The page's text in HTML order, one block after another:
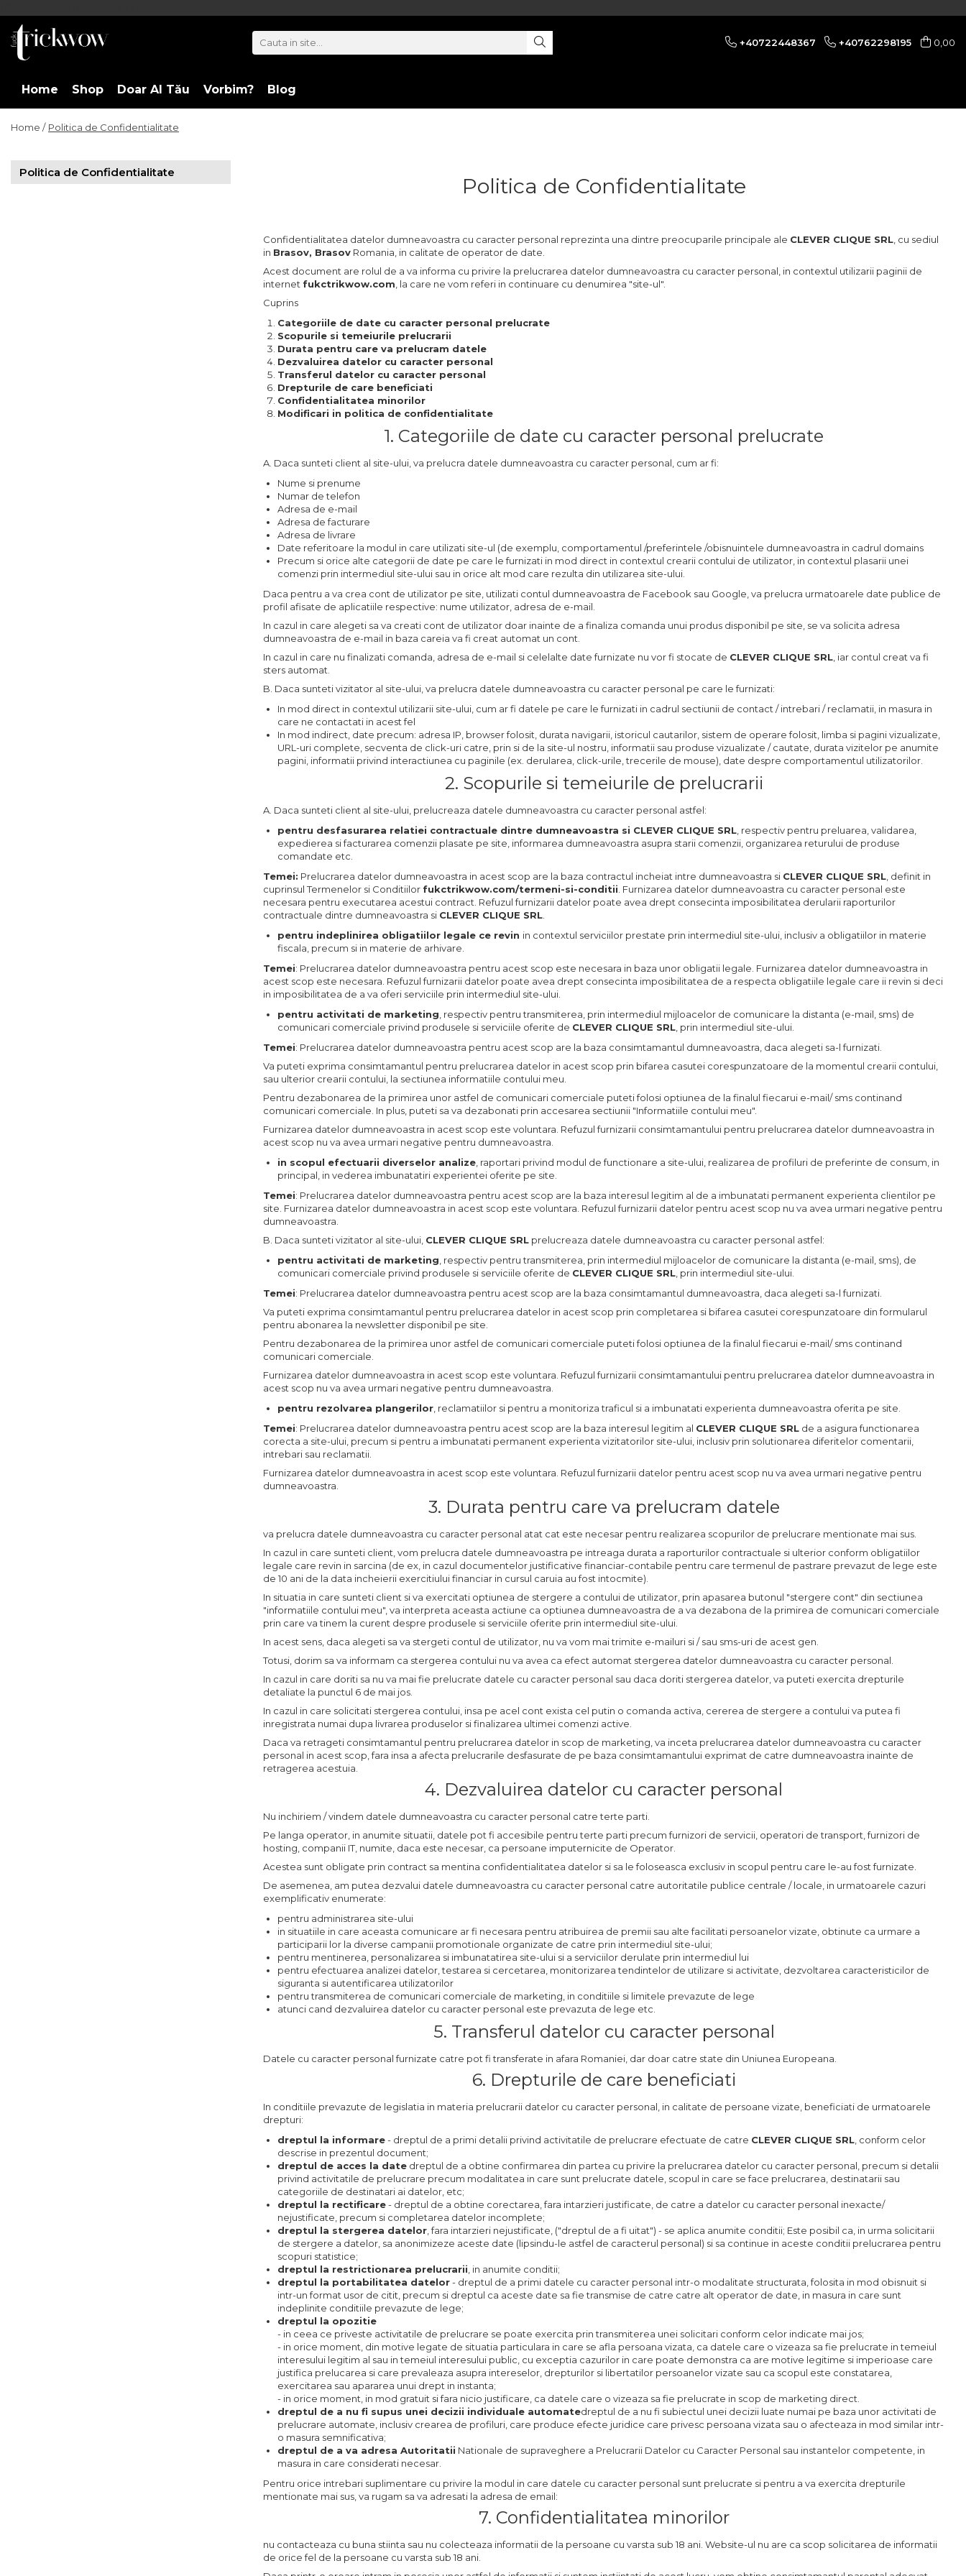
+40722448367 +40762298195 0,00
Home Shop Doar Al Tău Vorbim? Blog
Home / Politica de Confidentialitate
Politica de Confidentialitate
Confidentialitatea datelor dumneavoastra cu caracter personal reprezinta una dintre preocuparile principale ale CLEVER CLIQUE SRL , cu sediul
in Brasov, Brasov Romania, in calitate de operator de date.
Acest document are rolul de a va informa cu privire la prelucrarea datelor dumneavoastra cu caracter personal, in contextul utilizarii paginii de
internet fukctrikwow.com , la care ne vom referi in continuare cu denumirea "site-ul".
Cuprins
Categoriile de date cu caracter personal prelucrate
Scopurile si temeiurile prelucrarii
Durata pentru care va prelucram datele
Dezvaluirea datelor cu caracter personal
Transferul datelor cu caracter personal
Drepturile de care beneficiati
Confidentialitatea minorilor
Modificari in politica de confidentialitate
1. Categoriile de date cu caracter personal prelucrate
A. Daca sunteti client al site-ului, va prelucra datele dumneavoastra cu caracter personal, cum ar fi:
Nume si prenume
Numar de telefon
Adresa de e-mail
Adresa de facturare
Adresa de livrare
Date referitoare la modul in care utilizati site-ul (de exemplu, comportamentul /preferintele /obisnuintele dumneavoastra in cadrul domains
Precum si orice alte categorii de date pe care le furnizati in mod direct in contextul crearii contului de utilizator, in contextul plasarii unei
comenzi prin intermediul site-ului sau in orice alt mod care rezulta din utilizarea site-ului.
Daca pentru a va crea cont de utilizator pe site, utilizati contul dumneavoastra de Facebook sau Google, va prelucra urmatoarele date publice de
profil afisate de aplicatiile respective: nume utilizator, adresa de e-mail.
In cazul in care alegeti sa va creati cont de utilizator doar inainte de a finaliza comanda unui produs disponibil pe site, se va solicita adresa
dumneavoastra de e-mail in baza careia va fi creat automat un cont.
In cazul in care nu finalizati comanda, adresa de e-mail si celelalte date furnizate nu vor fi stocate de CLEVER CLIQUE SRL , iar contul creat va fi
sters automat.
B. Daca sunteti vizitator al site-ului, va prelucra datele dumneavoastra cu caracter personal pe care le furnizati:
In mod direct in contextul utilizarii site-ului, cum ar fi datele pe care le furnizati in cadrul sectiunii de contact / intrebari / reclamatii, in masura in
care ne contactati in acest fel
In mod indirect, date precum: adresa IP, browser folosit, durata navigarii, istoricul cautarilor, sistem de operare folosit, limba si pagini vizualizate,
URL-uri complete, secventa de click-uri catre, prin si de la site-ul nostru, informatii sau produse vizualizate / cautate, durata vizitelor pe anumite
pagini, informatii privind interactiunea cu paginile (ex. derularea, click-urile, trecerile de mouse), date despre comportamentul utilizatorilor.
2. Scopurile si temeiurile de prelucrarii
A. Daca sunteti client al site-ului, prelucreaza datele dumneavoastra cu caracter personal astfel:
pentru desfasurarea relatiei contractuale dintre dumneavoastra si CLEVER CLIQUE SRL , respectiv pentru preluarea, validarea,
expedierea si facturarea comenzii plasate pe site, informarea dumneavoastra asupra starii comenzii, organizarea returului de produse
comandate etc.
Temei: Prelucrarea datelor dumneavoastra in acest scop are la baza contractul incheiat intre dumneavoastra si CLEVER CLIQUE SRL , definit in
cuprinsul Termenelor si Conditiilor fukctrikwow.com/termeni-si-conditii . Furnizarea datelor dumneavoastra cu caracter personal este
necesara pentru executarea acestui contract. Refuzul furnizarii datelor poate avea drept consecinta imposibilitatea derularii raporturilor
contractuale dintre dumneavoastra si CLEVER CLIQUE SRL
pentru indeplinirea obligatiilor legale ce revin in contextul serviciilor prestate prin intermediul site-ului, inclusiv a obligatiilor in materie
fiscala, precum si in materie de arhivare.
Temei: Prelucrarea datelor dumneavoastra pentru acest scop este necesara in baza unor obligatii legale. Furnizarea datelor dumneavoastra in
acest scop este necesara. Refuzul furnizarii datelor poate avea drept consecinta imposibilitatea de a respecta obligatiile legale care ii revin si deci
in imposibilitatea de a va oferi serviciile prin intermediul site-ului.
pentru activitati de marketing , respectiv pentru transmiterea, prin intermediul mijloacelor de comunicare la distanta (e-mail, sms) de
comunicari comerciale privind produsele si serviciile oferite de CLEVER CLIQUE SRL , prin intermediul site-ului.
Temei: Prelucrarea datelor dumneavoastra pentru acest scop are la baza consimtamantul dumneavoastra, daca alegeti sa-l furnizati.
Va puteti exprima consimtamantul pentru prelucrarea datelor in acest scop prin bifarea casutei corespunzatoare de la momentul crearii contului,
sau ulterior crearii contului, la sectiunea informatiile contului meu.
Pentru dezabonarea de la primirea unor astfel de comunicari comerciale puteti folosi optiunea de la finalul fiecarui e-mail/ sms continand
comunicari comerciale. In plus, puteti sa va dezabonati prin accesarea sectiunii "Informatiile contului meu".
Furnizarea datelor dumneavoastra in acest scop este voluntara. Refuzul furnizarii consimtamantului pentru prelucrarea datelor dumneavoastra in
acest scop nu va avea urmari negative pentru dumneavoastra.
in scopul efectuarii diverselor analize , raportari privind modul de functionare a site-ului, realizarea de profiluri de preferinte de consum, in
principal, in vederea imbunatatiri experientei oferite pe site.
Temei: Prelucrarea datelor dumneavoastra pentru acest scop are la baza interesul legitim al de a imbunatati permanent experienta clientilor pe
site. Furnizarea datelor dumneavoastra in acest scop este voluntara. Refuzul furnizarii datelor pentru acest scop nu va avea urmari negative pentru
dumneavoastra.
B. Daca sunteti vizitator al site-ului, CLEVER CLIQUE SRL prelucreaza datele dumneavoastra cu caracter personal astfel:
pentru activitati de marketing , respectiv pentru transmiterea, prin intermediul mijloacelor de comunicare la distanta (e-mail, sms), de
comunicari comerciale privind produsele si serviciile oferite de CLEVER CLIQUE SRL , prin intermediul site-ului.
Temei: Prelucrarea datelor dumneavoastra pentru acest scop are la baza consimtamantul dumneavoastra, daca alegeti sa-l furnizati.
Va puteti exprima consimtamantul pentru prelucrarea datelor in acest scop prin completarea si bifarea casutei corespunzatoare din formularul
pentru abonarea la newsletter disponibil pe site.
Pentru dezabonarea de la primirea unor astfel de comunicari comerciale puteti folosi optiunea de la finalul fiecarui e-mail/ sms continand
comunicari comerciale.
Furnizarea datelor dumneavoastra in acest scop este voluntara. Refuzul furnizarii consimtamantului pentru prelucrarea datelor dumneavoastra in
acest scop nu va avea urmari negative pentru dumneavoastra.
pentru rezolvarea plangerilor , reclamatiilor si pentru a monitoriza traficul si a imbunatati experienta dumneavoastra oferita pe site.
Temei: Prelucrarea datelor dumneavoastra pentru acest scop are la baza interesul legitim al CLEVER CLIQUE SRL de a asigura functionarea
corecta a site-ului, precum si pentru a imbunatati permanent experienta vizitatorilor site-ului, inclusiv prin solutionarea diferitelor comentarii,
intrebari sau reclamatii.
Furnizarea datelor dumneavoastra in acest scop este voluntara. Refuzul furnizarii datelor pentru acest scop nu va avea urmari negative pentru
dumneavoastra.
3. Durata pentru care va prelucram datele
va prelucra datele dumneavoastra cu caracter personal atat cat este necesar pentru realizarea scopurilor de prelucrare mentionate mai sus.
In cazul in care sunteti client, vom prelucra datele dumneavoastra pe intreaga durata a raporturilor contractuale si ulterior conform obligatiilor
legale care revin in sarcina (de ex, in cazul documentelor justificative financiar-contabile pentru care termenul de pastrare prevazut de lege este
de 10 ani de la data incheierii exercitiului financiar in cursul caruia au fost intocmite).
In situatia in care sunteti client si va exercitati optiunea de stergere a contului de utilizator, prin apasarea butonul "stergere cont" din sectiunea
"informatiile contului meu", va interpreta aceasta actiune ca optiunea dumneavoastra de a va dezabona de la primirea de comunicari comerciale
prin care va tinem la curent despre produsele si serviciile oferite prin intermediul site-ului.
In acest sens, daca alegeti sa va stergeti contul de utilizator, nu va vom mai trimite e-mailuri si / sau sms-uri de acest gen.
Totusi, dorim sa va informam ca stergerea contului nu va avea ca efect automat stergerea datelor dumneavoastra cu caracter personal.
In cazul in care doriti sa nu va mai fie prelucrate datele cu caracter personal sau daca doriti stergerea datelor, va puteti exercita drepturile
detaliate la punctul 6 de mai jos.
In cazul in care solicitati stergerea contului, insa pe acel cont exista cel putin o comanda activa, cererea de stergere a contului va putea fi
inregistrata numai dupa livrarea produselor si finalizarea ultimei comenzi active.
Daca va retrageti consimtamantul pentru prelucrarea datelor in scop de marketing, va inceta prelucrarea datelor dumneavoastra cu caracter
personal in acest scop, fara insa a afecta prelucrarile desfasurate de pe baza consimtamantului exprimat de catre dumneavoastra inainte de
retragerea acestuia.
4. Dezvaluirea datelor cu caracter personal
Nu inchiriem / vindem datele dumneavoastra cu caracter personal catre terte parti.
Pe langa operator, in anumite situatii, datele pot fi accesibile pentru terte parti precum furnizori de servicii, operatori de transport, furnizori de
hosting, companii IT, numite, daca este necesar, ca persoane imputernicite de Operator.
Acestea sunt obligate prin contract sa mentina confidentialitatea datelor si sa le foloseasca exclusiv in scopul pentru care le-au fost furnizate.
De asemenea, am putea dezvalui datele dumneavoastra cu caracter personal catre autoritatile publice centrale / locale, in urmatoarele cazuri
exemplificativ enumerate:
pentru administrarea site-ului
in situatiile in care aceasta comunicare ar fi necesara pentru atribuirea de premii sau alte facilitati persoanelor vizate, obtinute ca urmare a
participarii lor la diverse campanii promotionale organizate de catre prin intermediul site-ului;
pentru mentinerea, personalizarea si imbunatatirea site-ului si a serviciilor derulate prin intermediul lui
pentru efectuarea analizei datelor, testarea si cercetarea, monitorizarea tendintelor de utilizare si activitate, dezvoltarea caracteristicilor de
siguranta si autentificarea utilizatorilor
pentru transmiterea de comunicari comerciale de marketing, in conditiile si limitele prevazute de lege
atunci cand dezvaluirea datelor cu caracter personal este prevazuta de lege etc.
5. Transferul datelor cu caracter personal
Datele cu caracter personal furnizate catre pot fi transferate in afara Romaniei, dar doar catre state din Uniunea Europeana.
6. Drepturile de care beneficiati
In conditiile prevazute de legislatia in materia prelucrarii datelor cu caracter personal, in calitate de persoane vizate, beneficiati de urmatoarele
drepturi:
dreptul la informare- dreptul de a primi detalii privind activitatile de prelucrare efectuate de catre CLEVER CLIQUE SRL , conform celor
descrise in prezentul document;
dreptul de acces la date dreptul de a obtine confirmarea din partea cu privire la prelucrarea datelor cu caracter personal, precum si detalii
privind activitatile de prelucrare precum modalitatea in care sunt prelucrate datele, scopul in care se face prelucrarea, destinatarii sau
categoriile de destinatari ai datelor, etc;
dreptul la rectificare- dreptul de a obtine corectarea, fara intarzieri justificate, de catre a datelor cu caracter personal inexacte/
nejustificate, precum si completarea datelor incomplete;
dreptul la stergerea datelor , fara intarzieri nejustificate, ("dreptul de a fi uitat") - se aplica anumite conditii; Este posibil ca, in urma solicitarii
de stergere a datelor, sa anonimizeze aceste date (lipsindu-le astfel de caracterul personal) si sa continue in aceste conditii prelucrarea pentru
scopuri statistice;
dreptul la restrictionarea prelucrarii , in anumite conditii;
dreptul la portabilitatea datelor- dreptul de a primi datele cu caracter personal intr-o modalitate structurata, folosita in mod obisnuit si
intr-un format usor de citit, precum si dreptul ca aceste date sa fie transmise de catre catre alt operator de date, in masura in care sunt
indeplinite conditiile prevazute de lege;
dreptul la opozitie
- in ceea ce priveste activitatile de prelucrare se poate exercita prin transmiterea unei solicitari conform celor indicate mai jos;
- in orice moment, din motive legate de situatia particulara in care se afla persoana vizata, ca datele care o vizeaza sa fie prelucrate in temeiul
interesului legitim al sau in temeiul interesului public, cu exceptia cazurilor in care poate demonstra ca are motive legitime si imperioase care
justifica prelucarea si care prevaleaza asupra intereselor, drepturilor si libertatilor persoanelor vizate sau ca scopul este constatarea,
exercitarea sau apararea unui drept in instanta;
- in orice moment, in mod gratuit si fara nicio justificare, ca datele care o vizeaza sa fie prelucrate in scop de marketing direct.
dreptul de a nu fi supus unei decizii individuale automatedreptul de a nu fi subiectul unei decizii luate numai pe baza unor activitati de
prelucrare automate, inclusiv crearea de profiluri, care produce efecte juridice care privesc persoana vizata sau o afecteaza in mod similar intr-
o masura semnificativa;
dreptul de a va adresa Autoritatii Nationale de supraveghere a Prelucrarii Datelor cu Caracter Personal sau instantelor competente, in
masura in care considerati necesar.
Pentru orice intrebari suplimentare cu privire la modul in care datele cu caracter personal sunt prelucrate si pentru a va exercita drepturile
mentionate mai sus, va rugam sa va adresati la adresa de email:
7. Confidentialitatea minorilor
nu contacteaza cu buna stiinta sau nu colecteaza informatii de la persoane cu varsta sub 18 ani. Website-ul nu are ca scop solicitarea de informatii
de orice fel de la persoane cu varsta sub 18 ani.
Politica de Confidentialitate